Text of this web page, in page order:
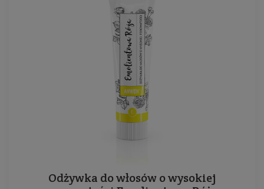
Odżywka do włosów o wysokiej